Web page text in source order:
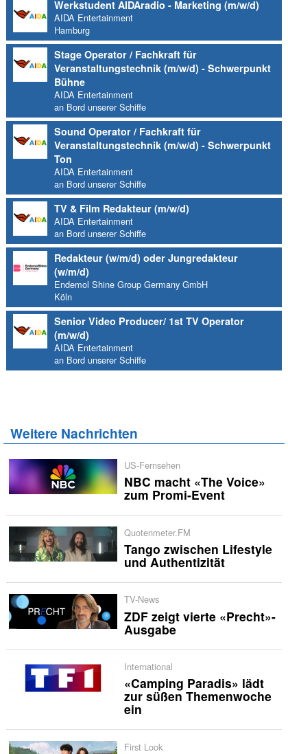
Werkstudent AIDAradio - Marketing (m/w/d)
AIDA Entertainment
Hamburg
Stage Operator / Fachkraft für
Veranstaltungstechnik (m/w/d) - Schwerpunkt
Bühne
AIDA Entertainment
an Bord unserer Schiffe
Sound Operator / Fachkraft für
Veranstaltungstechnik (m/w/d) - Schwerpunkt
Ton
AIDA Entertainment
an Bord unserer Schiffe
TV & Film Redakteur (m/w/d)
AIDA Entertainment
an Bord unserer Schiffe
Redakteur (w/m/d) oder Jungredakteur
(w/m/d)
Endemol Shine Group Germany GmbH
Köln
Senior Video Producer/ 1st TV Operator
(m/w/d)
AIDA Entertainment
an Bord unserer Schiffe
Weitere Nachrichten
US-Fernsehen
NBC macht «The Voice»
zum Promi-Event
Quotenmeter.FM
Tango zwischen Lifestyle
und Authentizität
TV-News
ZDF zeigt vierte «Precht»-
Ausgabe
International
«Camping Paradis» lädt
zur süßen Themenwoche
ein
First Look